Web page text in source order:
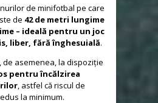
de minifotbal pe care
de 42 de metri lungime
– ideală pentru un joc
liber, fără înghesuială.
de asemenea, la dispoziție
pentru încălzirea
, astfel că riscul de
la minimum.